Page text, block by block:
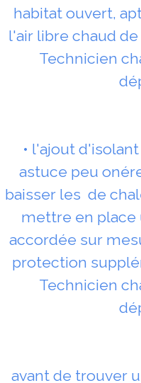
habitat ouvert,
l'air libre chaud
Technicien
• l'ajout
astuce peu
baisser les de
mettre en place
accordée sur
protection
Technicien
avant de trouver